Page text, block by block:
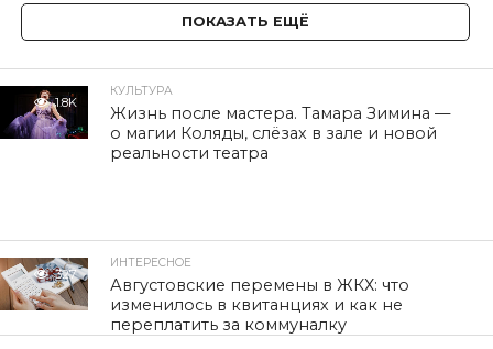
ПОКАЗАТЬ ЕЩЁ
1.8K
КУЛЬТУРА
Жизнь после мастера. Тамара Зимина —
о магии Коляды, слёзах в зале и новой
реальности театра
327
ИНТЕРЕСНОЕ
Августовские перемены в ЖКХ: что
изменилось в квитанциях и как не
переплатить за коммуналку